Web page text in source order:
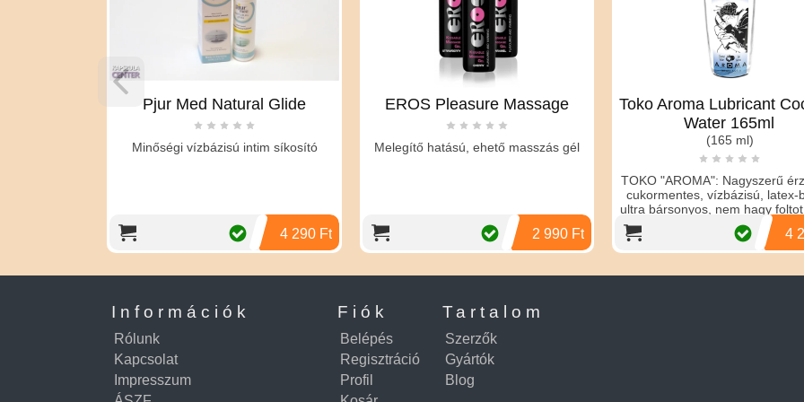
Pjur Med Natural Glide
Minőségi vízbázisú intim síkosító
4 290 Ft
EROS Pleasure Massage
Melegítő hatású, ehető masszás gél
2 990 Ft
Toko Aroma Lubricant
Water 165ml
(165 ml)
TOKO "AROMA": Nagyszerű
cukormentes, vízbázisú, latex-
ultra bársonyos, nem hagy
hos...
4
Információk
Rólunk
Kapcsolat
Impresszum
Fiók
Belépés
Regisztráció
Profil
Tartalom
Szerzők
Gyártók
Blog